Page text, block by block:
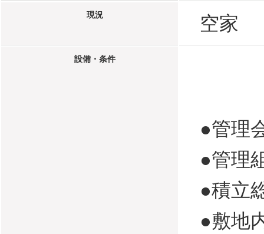
現況 空家
設備・条件
●管理
●管理
●積立
●敷地